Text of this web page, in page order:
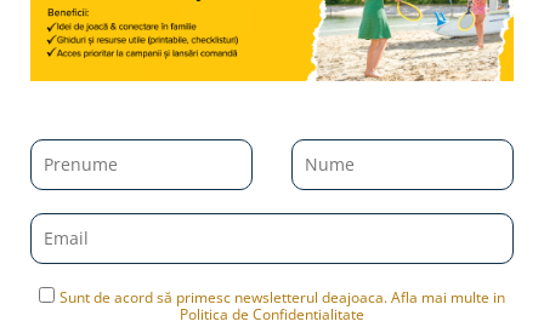
Sunt de acord să primesc newsletterul deajoaca. Afla mai multe in
Politica de Confidentialitate